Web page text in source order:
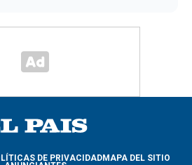
DE PRIVACIDADMAPA DEL SITIO